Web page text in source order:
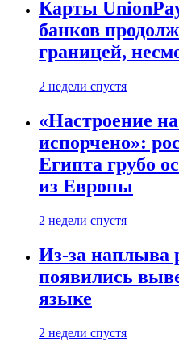
Карты
банков
границей,
2 недели спустя
«Настроение
испорчено»:
Египта грубо
из Европы
2 недели спустя
Из-за наплыва
появились
языке
2 недели спустя